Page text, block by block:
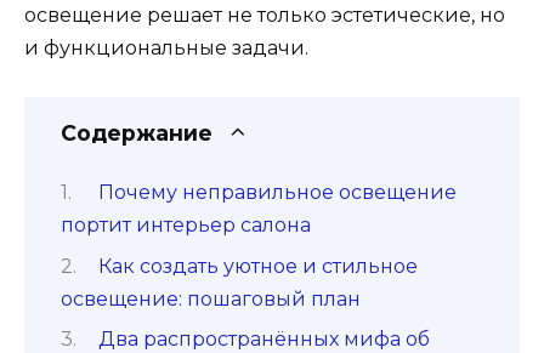
освещение решает не только эстетические, но
и функциональные задачи.
Содержание
Почему неправильное освещение
портит интерьер салона
Как создать уютное и стильное
освещение: пошаговый план
Два распространённых мифа об